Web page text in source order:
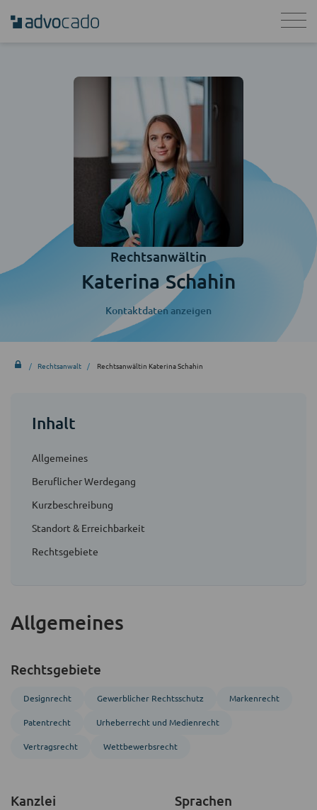
Rechtsanwältin
Katerina Schahin
Kontaktdaten anzeigen
Rechtsanwalt Rechtsanwältin Katerina Schahin
Inhalt
Allgemeines
Beruflicher Werdegang
Kurzbeschreibung
Standort & Erreichbarkeit
Rechtsgebiete
Allgemeines
Rechtsgebiete
Designrecht Gewerblicher Rechtsschutz Markenrecht
Patentrecht Urheberrecht und Medienrecht
Vertragsrecht Wettbewerbsrecht
Kanzlei Sprachen